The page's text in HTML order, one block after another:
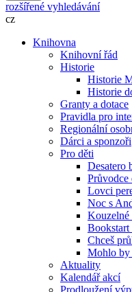
rozšířené vyhledávání
cz
Knihovna
Knihovní řád
Historie
Historie
Historie
Granty a dotace
Pravidla pro
Regionální
Dárci a sponzoři
Pro děti
Desatero
Průvodce
Lovci
Noc s
Kouzelné
Chceš
Mohlo by
Aktuality
Kalendář akcí
Prodloužení